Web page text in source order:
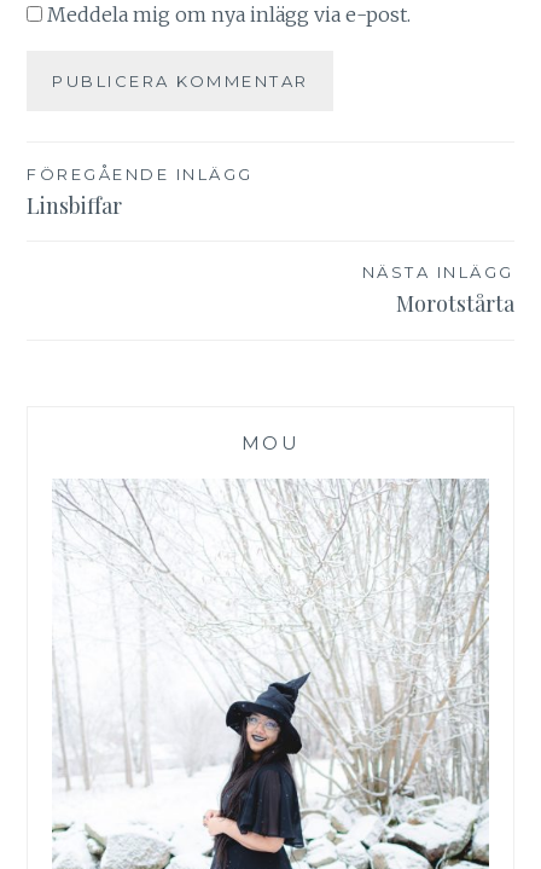
Meddela mig om nya inlägg via e-post.
Inläggsnavigering
FÖREGÅENDE INLÄGG
Linsbiffar
NÄSTA INLÄGG
Morotstårta
MOU